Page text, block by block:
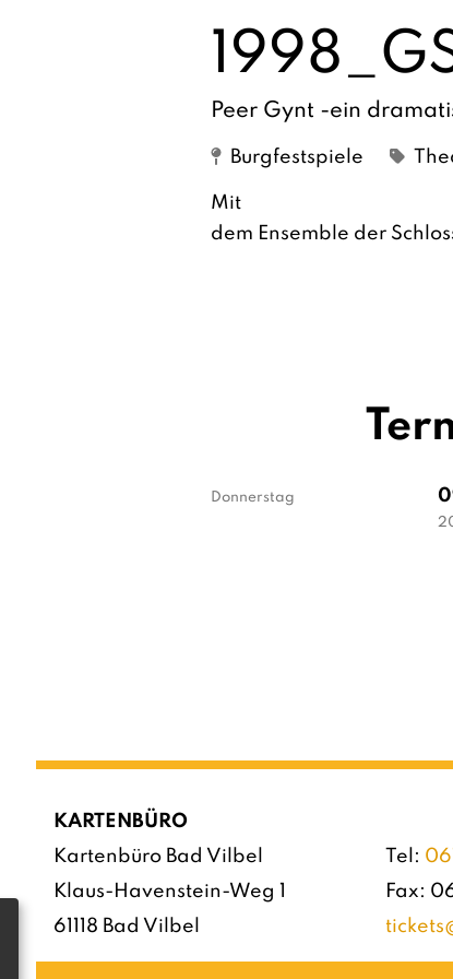
Peer Gynt -ein
Burgfestspiele
Mit
dem Ensemble der
Donnerstag
KARTENBÜRO
Kartenbüro Bad Vilbel
Klaus-Havenstein-Weg 1
61118 Bad Vilbel
Tel:
Fax: